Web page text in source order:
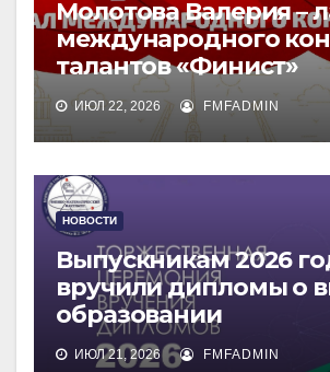
Молотова Валерия –
международного
талантов «Финист»
ИЮЛ 22, 2026 FMFADMIN
НОВОСТИ
Выпускникам 2026
вручили дипломы о
образовании
ИЮЛ 21, 2026 FMFADMIN